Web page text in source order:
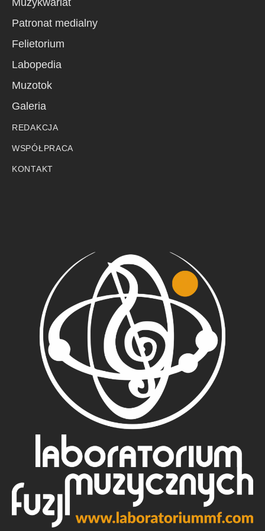
Muzykwariat
Patronat medialny
Felietorium
Labopedia
Muzotok
Galeria
REDAKCJA
WSPÓŁPRACA
KONTAKT